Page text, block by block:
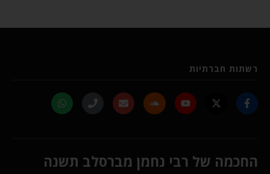
רשתות חברתיות
החכמה של רבי נחמן מברסלב תשנה